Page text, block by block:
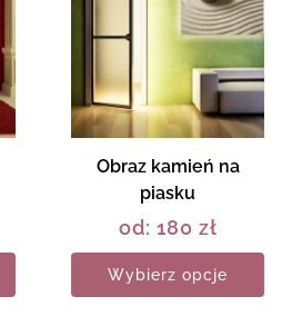
Obraz kamień na
piasku
od: 180 zł
Wybierz opcje